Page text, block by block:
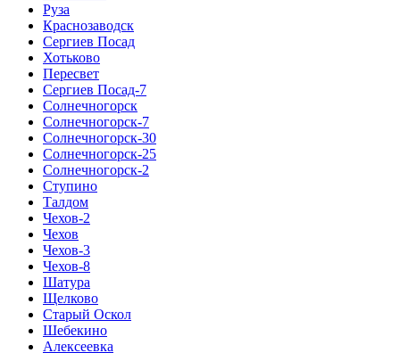
Руза
Краснозаводск
Сергиев Посад
Хотьково
Пересвет
Сергиев Посад-7
Солнечногорск
Солнечногорск-7
Солнечногорск-30
Солнечногорск-25
Солнечногорск-2
Ступино
Талдом
Чехов-2
Чехов
Чехов-3
Чехов-8
Шатура
Щелково
Старый Оскол
Шебекино
Алексеевка